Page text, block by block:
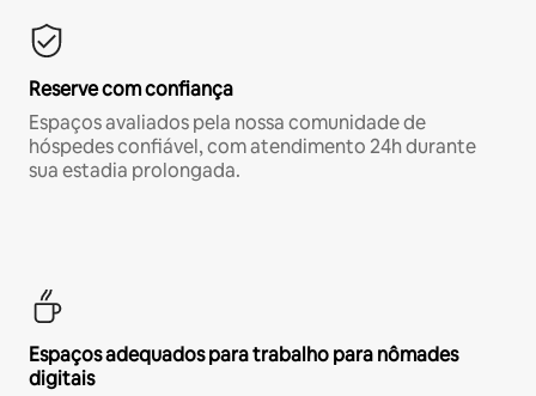
Reserve com confiança
Espaços avaliados pela nossa comunidade de
hóspedes confiável, com atendimento 24h durante
sua estadia prolongada.
Espaços adequados para trabalho para nômades
digitais